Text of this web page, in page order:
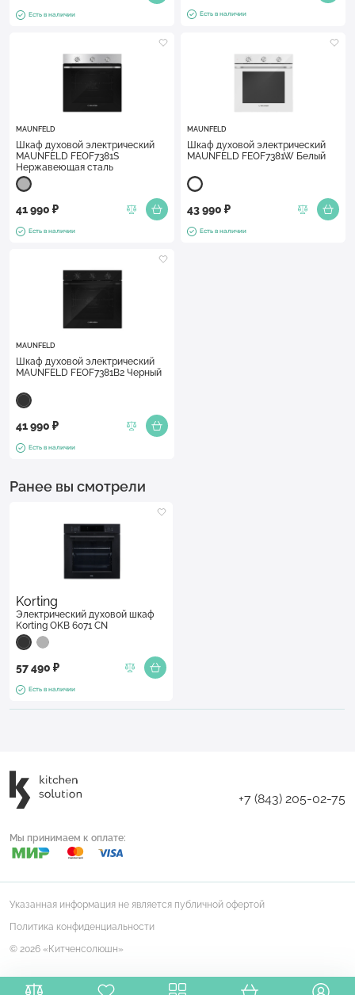
Есть в наличии Есть в наличии
MAUNFELD
Шкаф духовой электрический
MAUNFELD FEOF7381S
Нержавеющая сталь
41 990 ₽
Есть в наличии
MAUNFELD
Шкаф духовой электрический
MAUNFELD FEOF7381W Белый
43 990 ₽
Есть в наличии
MAUNFELD
Шкаф духовой электрический
MAUNFELD FEOF7381B2 Черный
41 990 ₽
Есть в наличии
Ранее вы смотрели
Korting
Электрический духовой шкаф
Korting OKB 6071 CN
57 490 ₽
Есть в наличии
+7 (843) 205-02-75
Мы принимаем к оплате:
© 2026 «Китченсолюшн»
Политика конфиденциальности
Указанная информация не является публичной офертой